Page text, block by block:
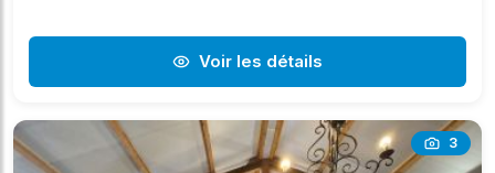
Voir les détails
3